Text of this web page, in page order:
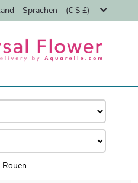
- Sprachen - (€ $ £)
Rouen